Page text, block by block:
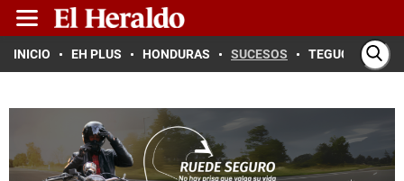
INICIO EH PLUS HONDURAS SUCESOS TEGUCIGALPA